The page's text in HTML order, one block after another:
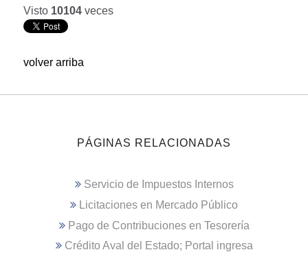
Visto 10104 veces
volver arriba
PÁGINAS RELACIONADAS
Servicio de Impuestos Internos
Licitaciones en Mercado Público
Pago de Contribuciones en Tesorería
Crédito Aval del Estado; Portal ingresa